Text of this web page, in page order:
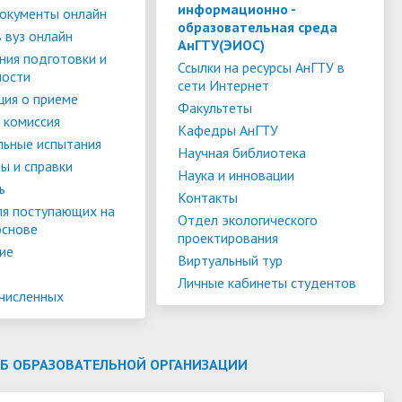
Финансово-хозяйственная
деятельность
Организация питания в
образовательной организации
Информация Министерства науки и
высшего образования РФ
Международное сотрудничество
Информационная поддержка
сотрудников и обучающихся по
вопросам коронавирусной
инфекции и организации
дистанционного обучения
платной основе
Для поступающих из ДНР, ЛНР,
Запорожской области и
Херсонской области
Дополнительный прием
онлайн
онлайн
подготовки и
о приеме
испытания
и справки
поступающих на
информационно -
образовательная среда
АнГТУ(ЭИОС)
Ссылки на ресурсы АнГТУ в
сети Интернет
Факультеты
Кафедры АнГТУ
Научная библиотека
Наука и инновации
Контакты
Отдел экологического
проектирования
Виртуальный тур
Личные кабинеты студентов
ОБРАЗОВАТЕЛЬНОЙ ОРГАНИЗАЦИИ